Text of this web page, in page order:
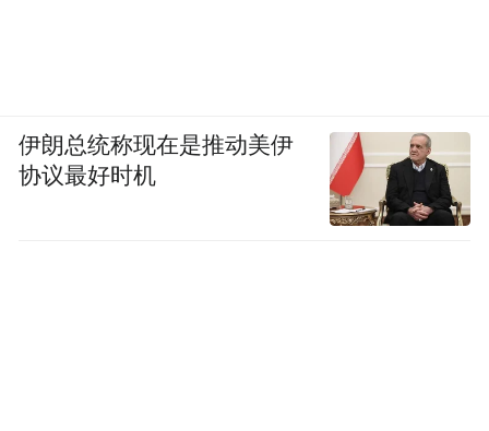
伊朗总统称现在是推动美伊
协议最好时机